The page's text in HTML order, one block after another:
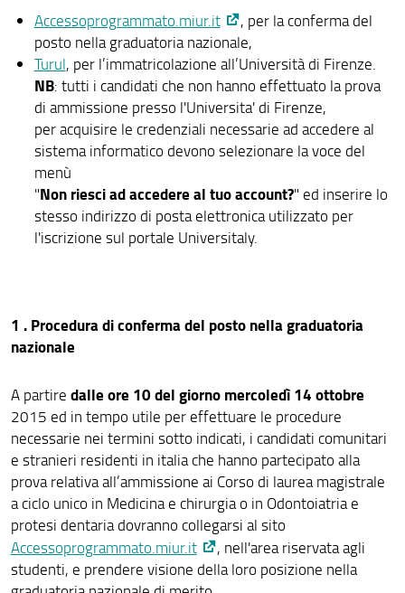
Accessoprogrammato.miur.it
, per la conferma del
posto nella graduatoria nazionale,
Turul, per l’immatricolazione all’Università di Firenze.
NB: tutti i candidati che non hanno effettuato la prova
di ammissione presso l'Universita' di Firenze,
per acquisire le credenziali necessarie ad accedere al
sistema informatico devono selezionare la voce del
menù
"Non riesci ad accedere al tuo account?" ed inserire lo
stesso indirizzo di posta elettronica utilizzato per
l'iscrizione sul portale Universitaly.
1 . Procedura di conferma del posto nella graduatoria
nazionale
A partire dalle ore 10 del giorno mercoledì 14 ottobre
2015 ed in tempo utile per effettuare le procedure
necessarie nei termini sotto indicati, i candidati comunitari
e stranieri residenti in italia che hanno partecipato alla
prova relativa all’ammissione ai Corso di laurea magistrale
a ciclo unico in Medicina e chirurgia o in Odontoiatria e
protesi dentaria dovranno collegarsi al sito
Accessoprogrammato.miur.it
, nell'area riservata agli
studenti, e prendere visione della loro posizione nella
Post laurea
Modulistica e segreterie
Area Docenti SSSU
Segnalazioni e reclami